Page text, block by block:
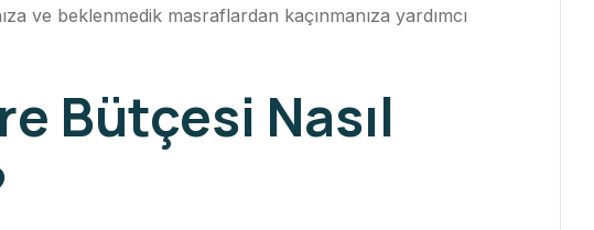
ve beklenmedik masraflardan kaçınmanıza yardımcı
Bütçesi Nasıl